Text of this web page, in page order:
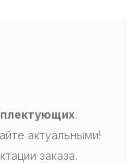
.
актуальными!
заказа.